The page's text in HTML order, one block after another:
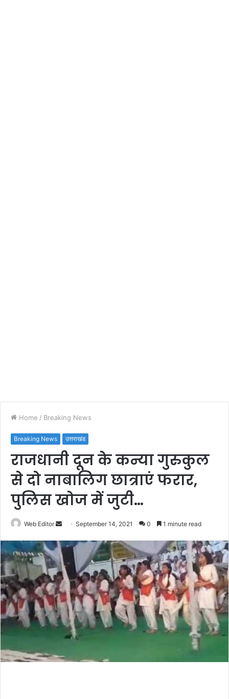
Home / Breaking News
Breaking News उत्तराखंड
राजधानी दून के कन्या गुरुकुल
से दो नाबालिग छात्राएं फरार,
पुलिस खोज में जुटी…
Web Editor
n
d
a
n
e
a
September 14, 2021 0 1 minute read